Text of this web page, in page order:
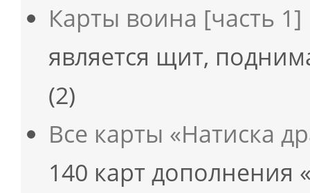
Карты воина [часть 1]
является щит,
(2)
Все карты «Натиска
140 карт дополнения